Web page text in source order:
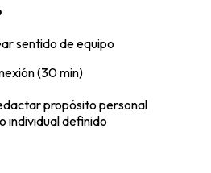
sentido de equipo
(30 min)
propósito personal
individual definido